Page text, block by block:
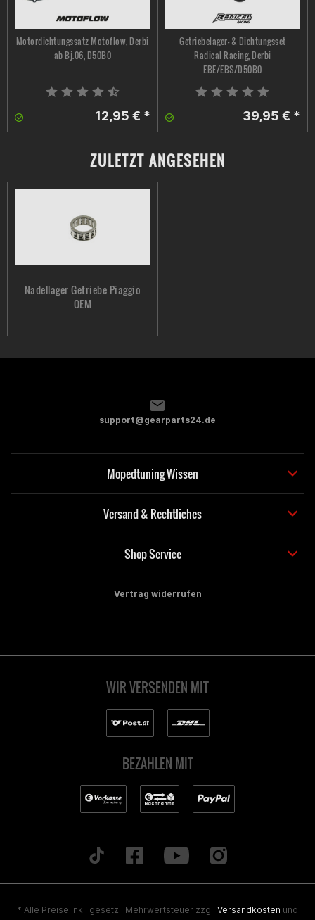
Motordichtungssatz Motoflow, Derbi
ab Bj.06, D50B0
12,95 € *
Getriebelager- & Dichtungsset
Radical Racing, Derbi
EBE/EBS/D50B0
39,95 € *
ZULETZT ANGESEHEN
Nadellager Getriebe Piaggio
OEM
support@gearparts24.de
Mopedtuning Wissen
Versand & Rechtliches
Shop Service
Vertrag widerrufen
WIR VERSENDEN MIT
BEZAHLEN MIT
* Alle Preise inkl. gesetzl. Mehrwertsteuer zzgl. Versandkosten und